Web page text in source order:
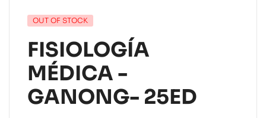
OUT OF STOCK
FISIOLOGÍA
MÉDICA -
GANONG- 25ED